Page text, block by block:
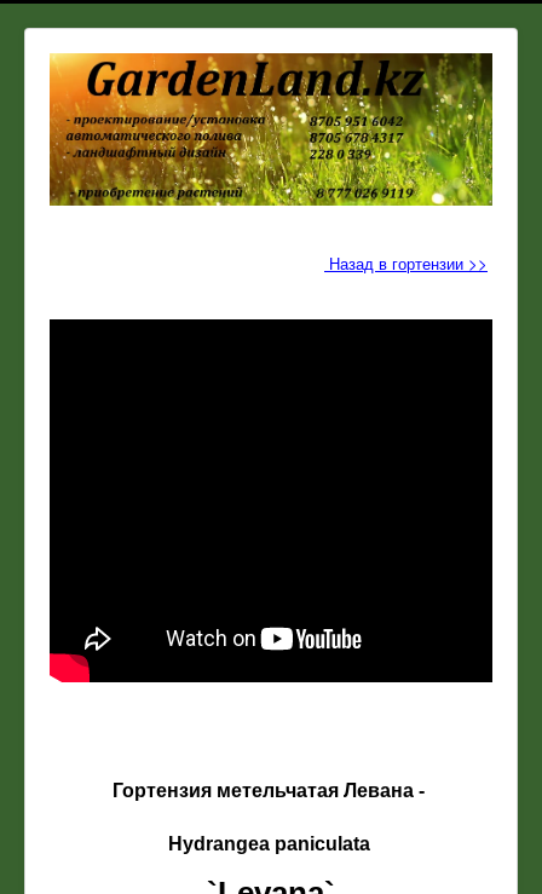
Назад в гортензии >>
Гортензия метельчатая Левана -
Hydrangea paniculata